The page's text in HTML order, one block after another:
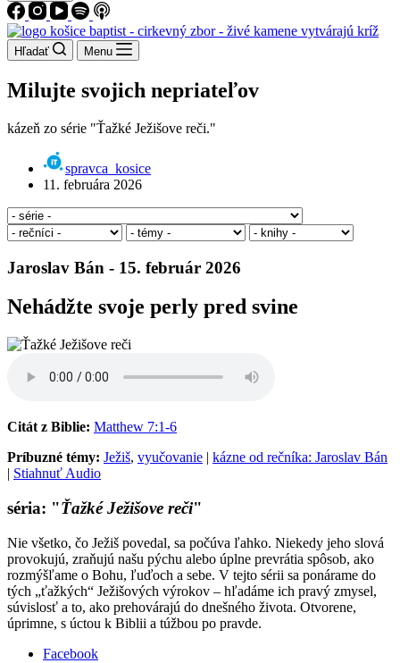
Hľadať Menu
Milujte svojich nepriateľov
kázeň zo série "Ťažké Ježišove reči."
spravca_kosice
11. februára 2026
Jaroslav Bán - 15. február 2026
Nehádžte svoje perly pred svine
Citát z Biblie: Matthew 7:1-6
Príbuzné témy: Ježiš, vyučovanie | kázne od rečníka: Jaroslav Bán
| Stiahnuť Audio
séria: "Ťažké Ježišove reči"
Nie všetko, čo Ježiš povedal, sa počúva ľahko. Niekedy jeho slová
provokujú, zraňujú našu pýchu alebo úplne prevrátia spôsob, ako
rozmýšľame o Bohu, ľuďoch a sebe. V tejto sérii sa ponárame do
tých „ťažkých“ Ježišových výrokov – hľadáme ich pravý zmysel,
súvislosť a to, ako prehovárajú do dnešného života. Otvorene,
úprimne, s úctou k Biblii a túžbou po pravde.
Facebook